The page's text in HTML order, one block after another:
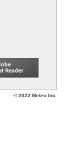
© 2022 Meteo Inc.